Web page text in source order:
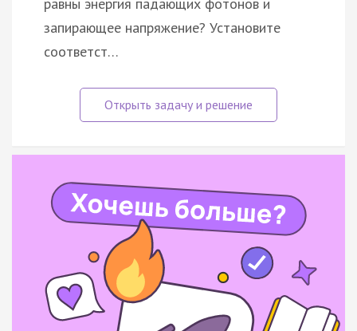
запирающее напряжение? Установите
соответст…